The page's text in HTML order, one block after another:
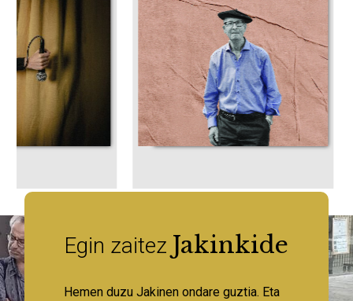
Egin zaitez Jakinkide
Hemen duzu Jakinen ondare guztia. Eta